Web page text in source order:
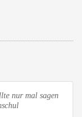
nur mal sagen